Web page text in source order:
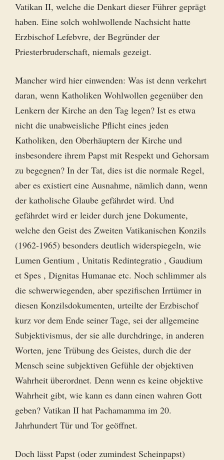
Vatikan II, welche die Denkart dieser Führer geprägt
haben. Eine solch wohlwollende Nachsicht hatte
Erzbischof Lefebvre, der Begründer der
Priesterbruderschaft, niemals gezeigt.
Mancher wird hier einwenden: Was ist denn verkehrt
daran, wenn Katholiken Wohlwollen gegenüber den
Lenkern der Kirche an den Tag legen? Ist es etwa
nicht die unabweisliche Pflicht eines jeden
Katholiken, den Oberhäuptern der Kirche und
insbesondere ihrem Papst mit Respekt und Gehorsam
zu begegnen? In der Tat, dies ist die normale Regel,
aber es existiert eine Ausnahme, nämlich dann, wenn
der katholische Glaube gefährdet wird. Und
gefährdet wird er leider durch jene Dokumente,
welche den Geist des Zweiten Vatikanischen Konzils
(1962-1965) besonders deutlich widerspiegeln, wie
Lumen Gentium , Unitatis Redintegratio , Gaudium
et Spes , Dignitas Humanae etc. Noch schlimmer als
die schwerwiegenden, aber spezifischen Irrtümer in
diesen Konzilsdokumenten, urteilte der Erzbischof
kurz vor dem Ende seiner Tage, sei der allgemeine
Subjektivismus, der sie alle durchdringe, in anderen
Worten, jene Trübung des Geistes, durch die der
Mensch seine subjektiven Gefühle der objektiven
Wahrheit überordnet. Denn wenn es keine objektive
Wahrheit gibt, wie kann es dann einen wahren Gott
geben? Vatikan II hat Pachamamma im 20.
Jahrhundert Tür und Tor geöffnet.
Doch lässt Papst (oder zumindest Scheinpapst)